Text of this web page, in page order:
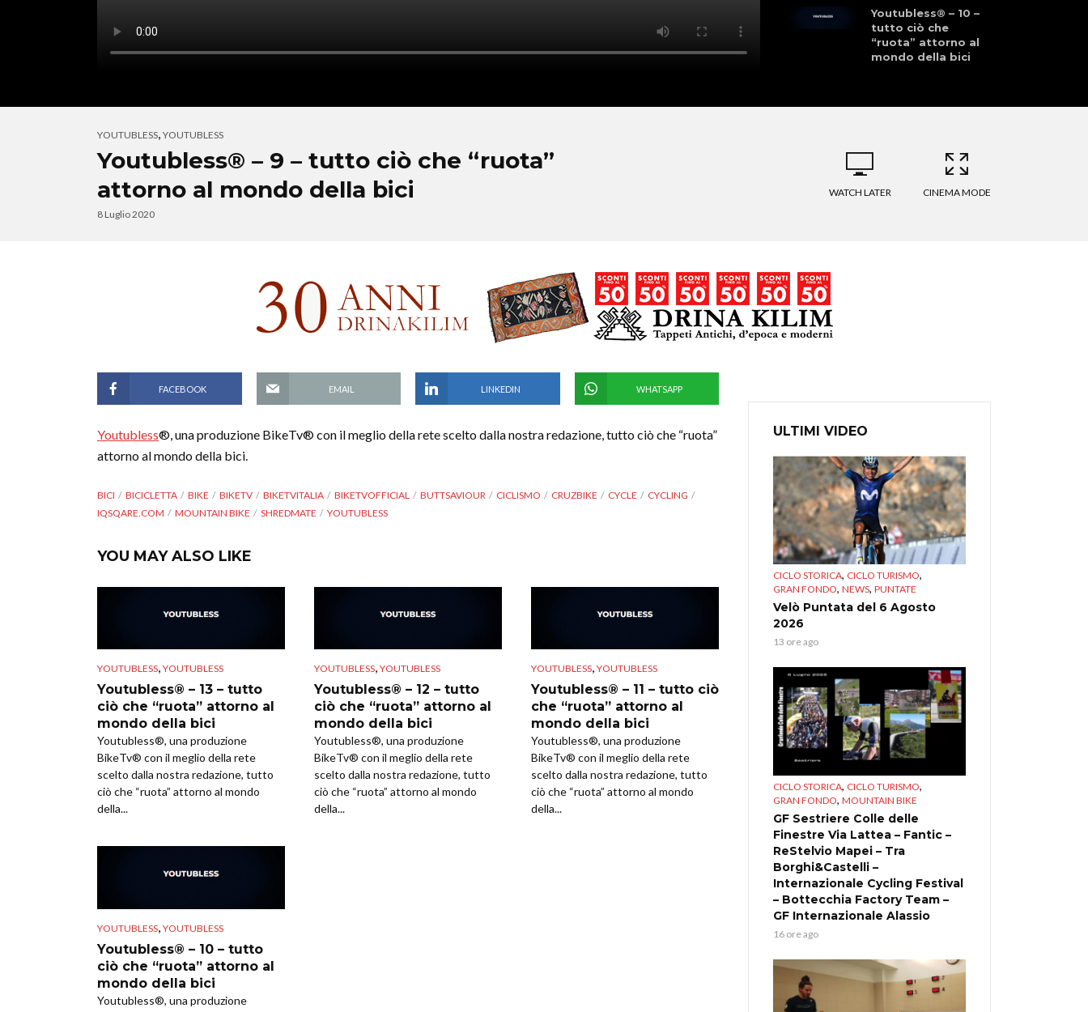
Youtubless® – 10 –
tutto ciò che
“ruota” attorno al
mondo della bici
tutto ciò che
YOUTUBLESS, YOUTUBLESS
Youtubless® – 9 – tutto ciò che “ruota”
attorno al mondo della bici
8 Luglio 2020
WATCH LATER CINEMA MODE
FACEBOOK EMAIL LINKEDIN WHATSAPP
Youtubless®, una produzione BikeTv® con il meglio della rete scelto dalla nostra redazione, tutto ciò che “ruota”
attorno al mondo della bici.
BICI BICICLETTA BIKE BIKETV BIKETVITALIA BIKETVOFFICIAL BUTTSAVIOUR CICLISMO CRUZBIKE CYCLE
CYCLING
IQSQARE.COM
MOUNTAIN BIKE SHREDMATE YOUTUBLESS
YOU MAY ALSO LIKE
YOUTUBLESS, YOUTUBLESS
Youtubless® – 13 – tutto
ciò che “ruota” attorno al
mondo della bici
Youtubless®, una produzione
BikeTv® con il meglio della rete
scelto dalla nostra redazione, tutto
ciò che “ruota” attorno al mondo
della...
YOUTUBLESS, YOUTUBLESS
Youtubless® – 12 – tutto
ciò che “ruota” attorno al
mondo della bici
Youtubless®, una produzione
BikeTv® con il meglio della rete
scelto dalla nostra redazione, tutto
ciò che “ruota” attorno al mondo
della...
YOUTUBLESS, YOUTUBLESS
Youtubless® – 11 – tutto ciò
che “ruota” attorno al
mondo della bici
Youtubless®, una produzione
BikeTv® con il meglio della rete
scelto dalla nostra redazione, tutto
ciò che “ruota” attorno al mondo
della...
YOUTUBLESS YOUTUBLESS
Youtubless® – 10 – tutto
ciò che “ruota” attorno al
mondo della bici
Youtubless®, una produzione
ULTIMI VIDEO
CICLO STORICA, CICLO TURISMO,
GRAN FONDO, NEWS, PUNTATE
Velò Puntata del 6 Agosto
2026
13 ore ago
CICLO STORICA, CICLO TURISMO,
GRAN FONDO, MOUNTAIN BIKE
GF Sestriere Colle delle
Finestre Via Lattea – Fantic –
ReStelvio Mapei – Tra
Borghi&Castelli –
Internazionale Cycling Festival
– Bottecchia Factory Team –
GF Internazionale Alassio
16 ore ago